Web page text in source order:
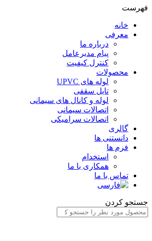
فهرست
خانه
معرفی
درباره ما
پیام مدیرعامل
کنترل کیفیت
محصولات
لوله های UPVC
تایل سقفی
لوله و کانال های سیمانی
اتصالات سیمانی
اتصالات سرامیکی
گالری
دانستنی ها
فرم ها
استخدام
همکاری با ما
تماس با ما
جستجو کردن